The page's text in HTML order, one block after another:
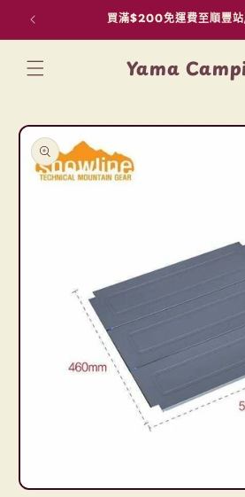
跳至內容 買滿$200免運費至順豐
Yama
資訊